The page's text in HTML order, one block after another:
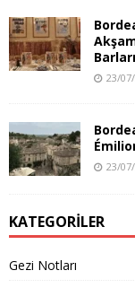
Barları
23/
23/
KATEGORILER
Gezi Notları